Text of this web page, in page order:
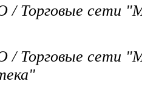
/ Торговые сети
Торговые сети